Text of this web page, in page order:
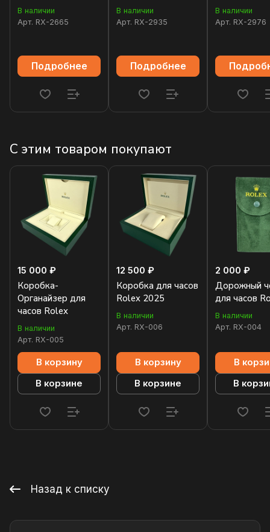
В наличии
Арт. RX-2665
Подробнее
В наличии
Арт. RX-2935
Подробнее
В наличии
Арт. RX-2976
С этим товаром покупают
15 000 ₽
Коробка-
Органайзер для
часов Rolex
В наличии
Арт. RX-005
В корзину
В корзине
12 500 ₽
Коробка для часов
Rolex 2025
В наличии
Арт. RX-006
В корзину
В корзине
2 000 ₽
Дорожный
для часов
В наличии
Арт. RX-004
В
В
Назад к списку